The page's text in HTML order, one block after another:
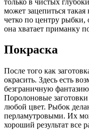
может зацепиться
четко по центру рыбки,
она хватает приманку
Покраска
После того как
окрасить. Здесь есть
безграничную
Поролоновые
любой цвет. Рыбок
перламутровыми. Их
хороший результат все